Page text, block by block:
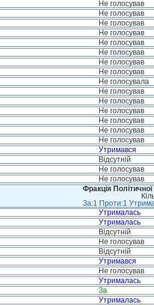
Не голосував
Не голосував
Не голосував
Не голосував
Не голосував
Не голосував
Не голосував
Не голосував
Не голосувала
Не голосував
Не голосував
Не голосував
Не голосував
Не голосував
Не голосував
Утримався
Відсутній
Не голосував
Не голосував
Фракція
За:1 Проти:1
Утрималась
Утрималась
Відсутній
Не голосував
Відсутній
Утримався
Не голосував
Утрималась
За
Утрималась